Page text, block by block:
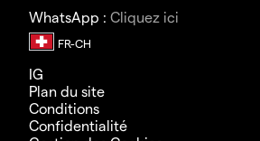
WhatsApp : Cliquez ici
IG
Plan du site
Conditions
Confidentialité